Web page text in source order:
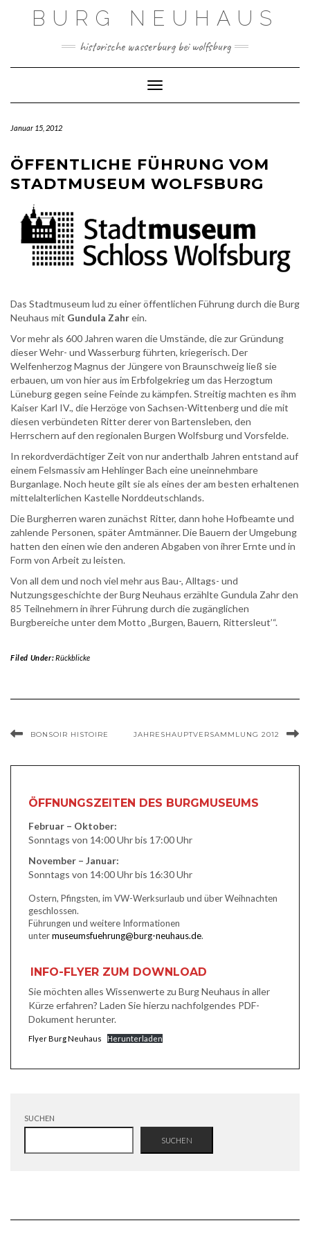
BURG NEUHAUS
historische wasserburg bei wolfsburg
Toggle Navigation
Januar 15, 2012
ÖFFENTLICHE FÜHRUNG VOM
STADTMUSEUM WOLFSBURG
Das Stadtmuseum lud zu einer öffentlichen Führung durch die Burg
Neuhaus mit Gundula Zahrein.
Vor mehr als 600 Jahren waren die Umstände, die zur Gründung
dieser Wehr- und Wasserburg führten, kriegerisch. Der
Welfenherzog Magnus der Jüngere von Braunschweig ließ sie
erbauen, um von hier aus im Erbfolgekrieg um das Herzogtum
Lüneburg gegen seine Feinde zu kämpfen. Streitig machten es ihm
Kaiser Karl IV., die Herzöge von Sachsen-Wittenberg und die mit
diesen verbündeten Ritter derer von Bartensleben, den
Herrschern auf den regionalen Burgen Wolfsburg und Vorsfelde.
In rekordverdächtiger Zeit von nur anderthalb Jahren entstand auf
einem Felsmassiv am Hehlinger Bach eine uneinnehmbare
Burganlage. Noch heute gilt sie als eines der am besten erhaltenen
mittelalterlichen Kastelle Norddeutschlands.
Die Burgherren waren zunächst Ritter, dann hohe Hofbeamte und
zahlende Personen, später Amtmänner. Die Bauern der Umgebung
hatten den einen wie den anderen Abgaben von ihrer Ernte und in
Form von Arbeit zu leisten.
Von all dem und noch viel mehr aus Bau-, Alltags- und
Nutzungsgeschichte der Burg Neuhaus erzählte Gundula Zahr den
85 Teilnehmern in ihrer Führung durch die zugänglichen
Burgbereiche unter dem Motto „Burgen, Bauern, Rittersleut’“.
Filed Under:Rückblicke
BONSOIR HISTOIRE JAHRESHAUPTVERSAMMLUNG 2012
ÖFFNUNGSZEITEN DES BURGMUSEUMS
Februar – Oktober:
Sonntags von 14:00 Uhr bis 17:00 Uhr
November – Januar:
Sonntags von 14:00 Uhr bis 16:30 Uhr
Ostern, Pfingsten, im VW-Werksurlaub und über Weihnachten
geschlossen.
Führungen und weitere Informationen
untermuseumsfuehrung@burg-neuhaus.de.
INFO-FLYER ZUM DOWNLOAD
Sie möchten alles Wissenwerte zu Burg Neuhaus in aller
Kürze erfahren? Laden Sie hierzu nachfolgendes PDF-
Dokument herunter.
Flyer Burg Neuhaus Herunterladen
SUCHEN
SUCHEN